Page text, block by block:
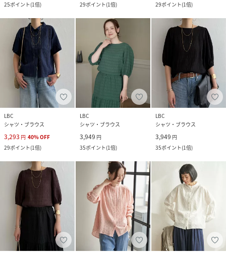
25ポイント(1倍)
29ポイント(1倍)
29ポイント(1倍)
LBC
シャツ・ブラウス
3,293 円 40%OFF
29ポイント(1倍)
LBC
シャツ・ブラウス
3,949 円
35ポイント(1倍)
LBC
シャツ・ブラウス
3,949 円
35ポイント(1倍)